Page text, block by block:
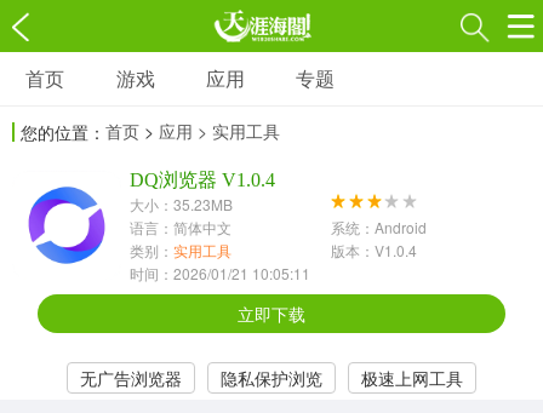
游戏
3697款应用
1597款应用
休闲益智
13387款应用
2196款应用
冒险解谜
1072款应用
418款应用
568款应用
首页 游戏 应用 专题
您的位置： 首页 > 应用 > 实用工具
DQ浏览器 V1.0.4
大小：35.23MB
语言：简体中文
系统：Android
类别： 实用工具
版本：V1.0.4
时间：2026/01/21 10:05:11
立即下载
无广告浏览器 隐私保护浏览
极速上网工具